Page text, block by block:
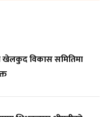
खेलकुद विकास समितिमा